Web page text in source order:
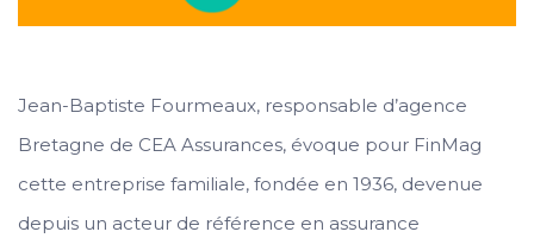
Jean-Baptiste Fourmeaux, responsable d’agence
Bretagne de CEA Assurances, évoque pour FinMag
cette entreprise familiale, fondée en 1936, devenue
depuis un acteur de référence en assurance